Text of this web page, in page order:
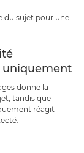
du sujet pour une
uniquement
donne la
tandis que
réagit